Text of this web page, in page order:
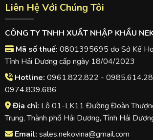
Liên Hệ Với Chúng Tôi
CÔNG TY TNHH XUẤT NHẬP KHẨU
Mã số thuế: 0801395695 do Sở Kế
Tỉnh Hải Dương cấp ngày 18/04/2023
Hotline: 0961.822.822 -
0974.839.686
Địa chỉ: Lô 01-LK11 Đường Đoàn
Trung, Thành phố Hải Dương, Tỉnh Hải
Email: sales.nekovina@gmail.com